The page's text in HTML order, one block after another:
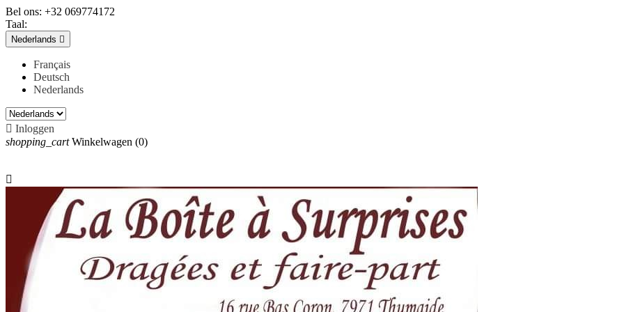
Bel ons: +32 069774172
Taal:
Nederlands 
Français
Deutsch
Nederlands
 Inloggen
shopping_cart Winkelwagen (0)
